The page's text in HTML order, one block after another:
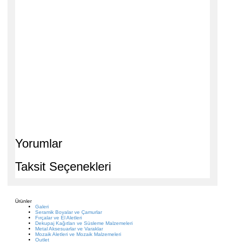
Yorumlar
Taksit Seçenekleri
Ürünler
Galeri
Seramik Boyalar ve Çamurlar
Fırçalar ve El Aletleri
Dekupaj Kağıtları ve Süsleme Malzemeleri
Metal Aksesuarlar ve Varaklar
Mozaik Aletleri ve Mozaik Malzemeleri
Outlet